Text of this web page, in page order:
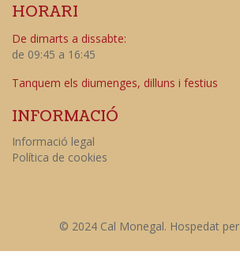
HORARI
De dimarts a dissabte:
de 09:45 a 16:45
Tanquem els diumenges, dilluns i festius
INFORMACIÓ
Informació legal
Política de cookies
© 2024 Cal Monegal. Hospedat per